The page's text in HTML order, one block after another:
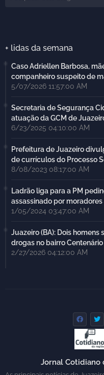
+ lidas da semana
Caso Adriellen Barbosa,
companheiro suspeito de
5/07/2026 11:57:00 AM
Secretaria de Segurança
atuação da GCM de
6/23/2025 04:10:00 AM
Prefeitura de Juazeiro
de currículos do Processo
8/08/2023 08:17:00 AM
Ladrão liga para a PM
assassinado por
1/05/2024 03:47:00 AM
Juazeiro (BA): Dois
drogas no bairro Centenário
2/27/2026 04:12:00 AM
Jornal Cotidiano